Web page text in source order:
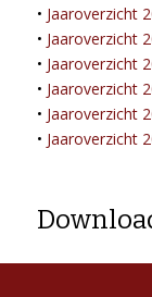
• Jaaroverzicht
• Jaaroverzicht
• Jaaroverzicht
• Jaaroverzicht
• Jaaroverzicht
• Jaaroverzicht